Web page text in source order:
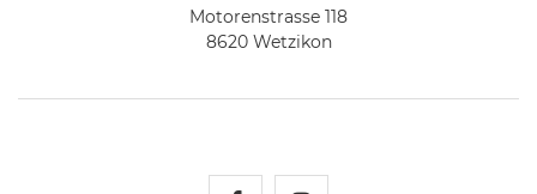
Motorenstrasse 118
8620 Wetzikon